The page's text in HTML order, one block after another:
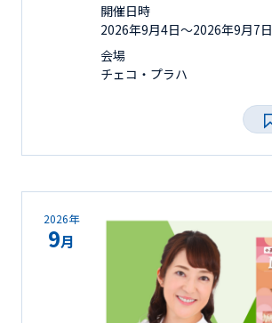
開催日時
2026年9月4日〜2026年9月7日
会場
チェコ・プラハ
2026年
9月